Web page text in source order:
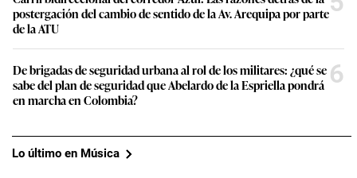
postergación del cambio de sentido de la Av. Arequipa por parte
de la ATU
De brigadas de seguridad urbana al rol de los militares: ¿qué se
sabe del plan de seguridad que Abelardo de la Espriella pondrá
en marcha en Colombia?
6
Lo último en Música